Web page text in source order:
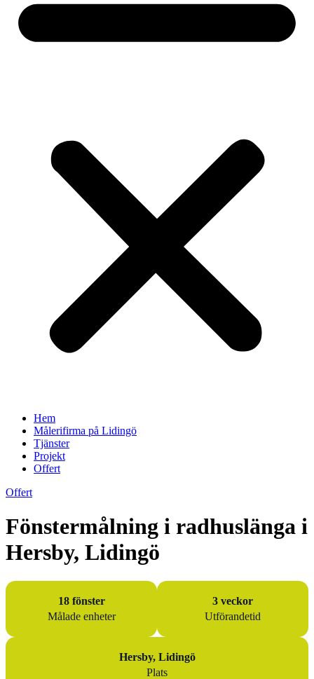
Hem
Målerifirma på Lidingö
Tjänster
Projekt
Offert
Offert
Fönstermålning i radhuslänga i
Hersby, Lidingö
18 fönster
Målade enheter
3 veckor
Utförandetid
Hersby, Lidingö
Plats